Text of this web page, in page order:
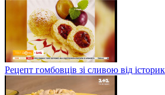
Рецепт гомбовців зі сливою від